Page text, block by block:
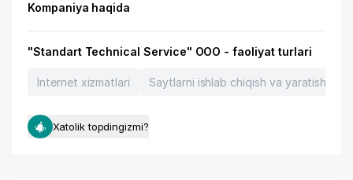
Kompaniya haqida
"Standart Technical Service" OOO - faoliyat turlari
Internet xizmatlari Saytlarni ishlab chiqish va yaratish
Xatolik topdingizmi?